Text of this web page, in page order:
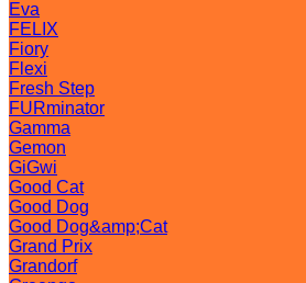
Eva
FELIX
Fiory
Flexi
Fresh Step
FURminator
Gamma
Gemon
GiGwi
Good Cat
Good Dog
Good Dog&amp;Cat
Grand Prix
Grandorf